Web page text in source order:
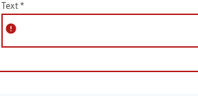
Text *
error